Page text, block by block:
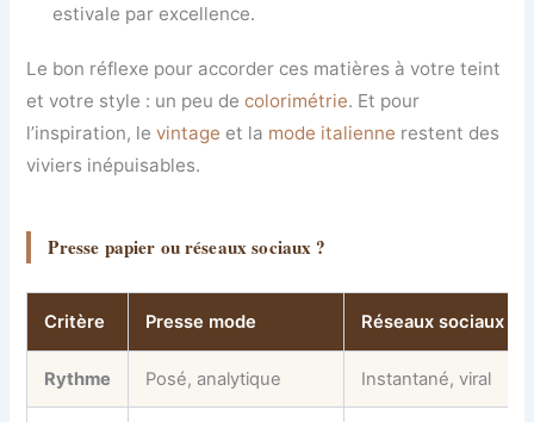
estivale par excellence.
Le bon réflexe pour accorder ces matières à votre teint
et votre style : un peu decolorimétrie. Et pour
l’inspiration, levintage et la mode italienne restent des
viviers inépuisables.
Presse papier ou réseaux sociaux ?
Critère Presse mode Réseaux sociaux
Rythme Posé, analytique Instantané, viral